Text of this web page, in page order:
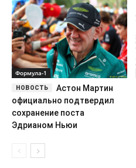
Формула-1
Астон Мартин
официально подтвердил
сохранение поста
Эдрианом Ньюи